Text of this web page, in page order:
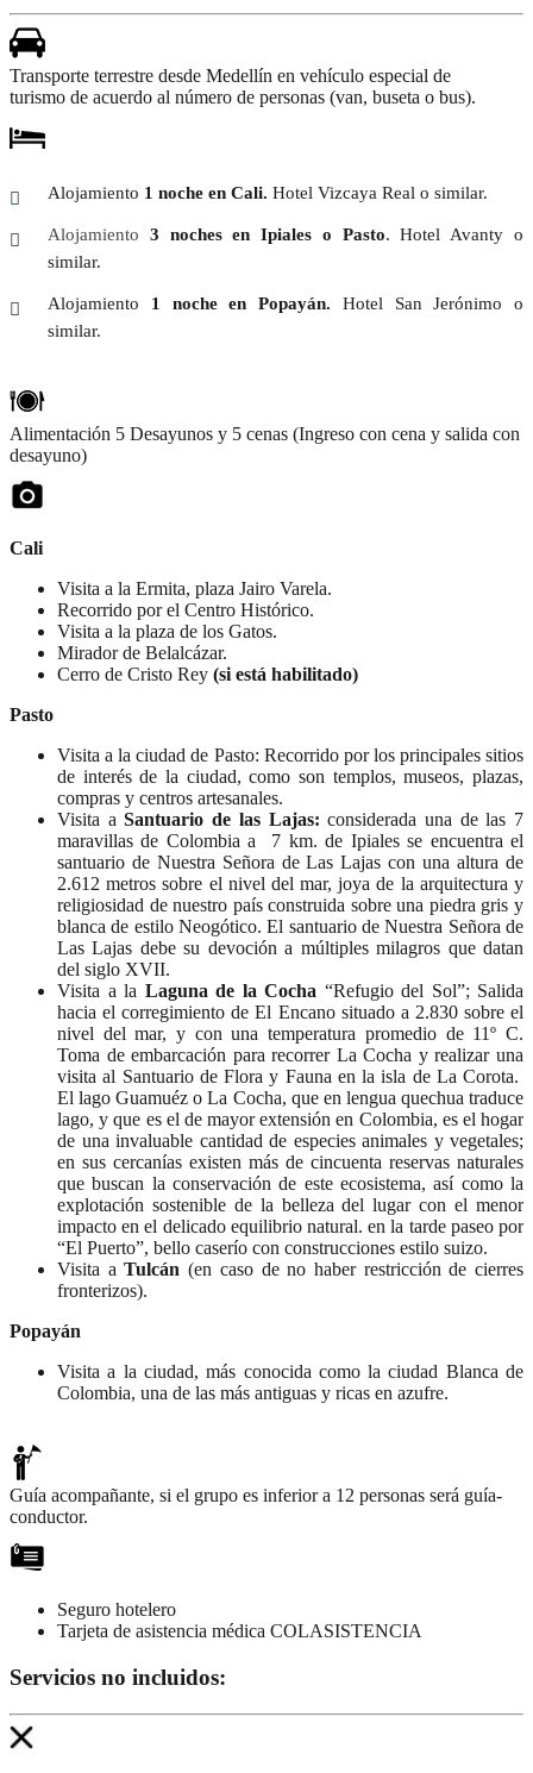
Transporte terrestre desde Medellín en vehículo especial de
turismo de acuerdo al número de personas (van, buseta o bus).
Alojamiento 1 noche en Cali. Hotel Vizcaya Real o similar.
Alojamiento 3 noches en Ipiales o Pasto. Hotel Avanty o
similar.
Alojamiento 1 noche en Popayán. Hotel San Jerónimo o
similar.
Alimentación 5 Desayunos y 5 cenas (Ingreso con cena y salida con
desayuno)
Cali
Visita a la Ermita, plaza Jairo Varela.
Recorrido por el Centro Histórico.
Visita a la plaza de los Gatos.
Mirador de Belalcázar.
Cerro de Cristo Rey (si está habilitado)
Pasto
Visita a la ciudad de Pasto: Recorrido por los principales sitios
de interés de la ciudad, como son templos, museos, plazas,
compras y centros artesanales.
Visita aSantuario de las Lajas: considerada una de las 7
maravillas de Colombia a 7 km. de Ipiales se encuentra el
santuario de Nuestra Señora de Las Lajas con una altura de
2.612 metros sobre el nivel del mar, joya de la arquitectura y
religiosidad de nuestro país construida sobre una piedra gris y
blanca de estilo Neogótico. El santuario de Nuestra Señora de
Las Lajas debe su devoción a múltiples milagros que datan
del siglo XVII.
Visita a la Laguna de la Cocha “Refugio del Sol”; Salida
hacia el corregimiento de El Encano situado a 2.830 sobre el
nivel del mar, y con una temperatura promedio de 11º C.
Toma de embarcación para recorrer La Cocha y realizar una
visita al Santuario de Flora y Fauna en la isla de La Corota.
El lago Guamuéz o La Cocha, que en lengua quechua traduce
lago, y que es el de mayor extensión en Colombia, es el hogar
de una invaluable cantidad de especies animales y vegetales;
en sus cercanías existen más de cincuenta reservas naturales
que buscan la conservación de este ecosistema, así como la
explotación sostenible de la belleza del lugar con el menor
impacto en el delicado equilibrio natural. en la tarde paseo por
“El Puerto”, bello caserío con construcciones estilo suizo.
Visita aTulcán (en caso de no haber restricción de cierres
fronterizos).
Popayán
Visita a la ciudad, más conocida como la ciudad Blanca de
Colombia, una de las más antiguas y ricas en azufre.
Guía acompañante, si el grupo es inferior a 12 personas será guía-
conductor.
Seguro hotelero
Tarjeta de asistencia médica COLASISTENCIA
Servicios no incluidos: